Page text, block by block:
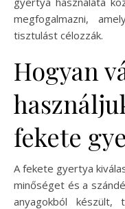
megfogalmazni,
tisztulást célozzák.
Hogyan
fekete
A fekete gyertya
minőséget és a
anyagokból készült,